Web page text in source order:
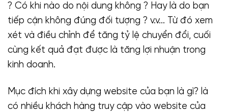
? Có khi nào do nội dung không ? Hay là do bạn
tiếp cận không đúng đối tượng ? v.v… Từ đó xem
xét và điều chỉnh để tăng tỷ lệ chuyển đổi, cuối
cùng kết quả đạt được là tăng lợi nhuận trong
kinh doanh.
Mục đích khi xây dựng website của bạn là gì? là
có nhiều khách hàng truy cập vào website của